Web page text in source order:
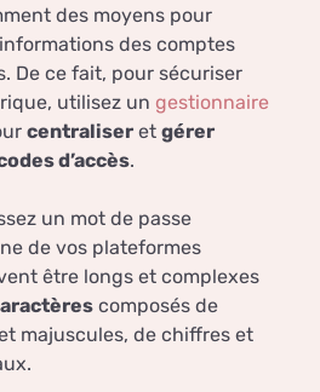
des moyens pour
des comptes
De ce fait, pour sécuriser
utilisez un gestionnaire
centraliser et gérer
d’accès.
un mot de passe
de vos plateformes
être longs et complexes
composés de
majuscules, de chiffres et